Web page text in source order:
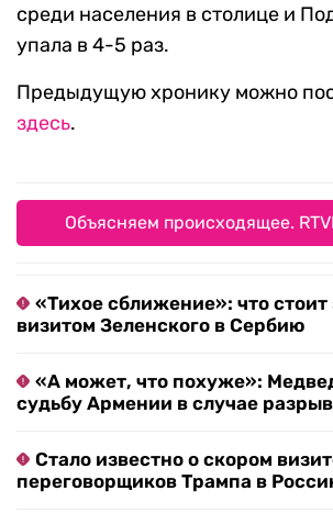
среди населения в столице и
упала в 4-5 раз.
Предыдущую хронику можно
здесь.
Объясняем происходящее.
«Тихое сближение»: что
визитом Зеленского в Сербию
«А может, что похуже»:
судьбу Армении в случае
Стало известно о скором
переговорщиков Трампа в